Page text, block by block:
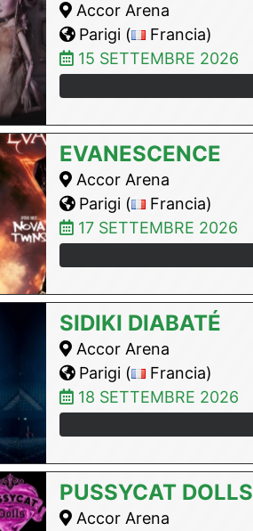
Accor Arena
Parigi (
Francia)
15 SETTEMBRE 2026
EVANESCENCE
Accor Arena
Parigi (
Francia)
17 SETTEMBRE 2026
SIDIKI DIABATÉ
Accor Arena
Parigi (
Francia)
18 SETTEMBRE 2026
PUSSYCAT DOLLS
Accor Arena